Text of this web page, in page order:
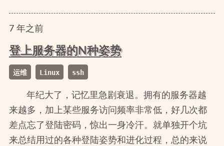
7年之前
登上服务器的N种姿势
运维 Linux ssh
年纪大了，记忆里急剧衰退。拥有的服务器越
来越多，加上某些服务访问频率非常低，好几次都
差点忘了登陆密码，惊出一身冷汗。就单独开个坑
来总结用过的各种登陆姿势和进化过程，总的来说